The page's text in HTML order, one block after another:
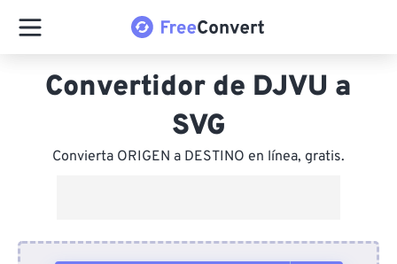
Convertidor de DJVU a
SVG
Convierta ORIGEN a DESTINO en línea, gratis.